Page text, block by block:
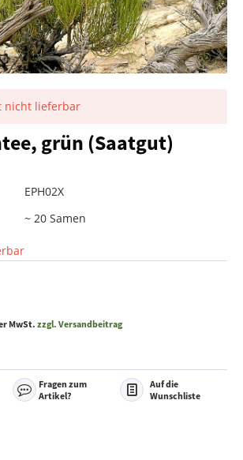
nicht lieferbar
grün (Saatgut)
EPH02X
~ 20 Samen
MwSt. zzgl. Versandbeitrag
Fragen zum
Artikel?
Auf die
Wunschliste